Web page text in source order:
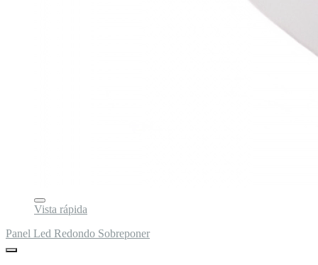
Vista rápida
Panel Led Redondo Sobreponer